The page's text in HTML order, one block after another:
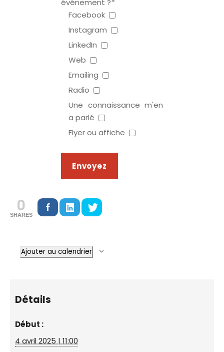
Facebook
Instagram
LinkedIn
Web
Emailing
Radio
Une connaissance m'en
a parlé
Flyer ou affiche
0
SHARES
Ajouter au calendrier
Détails
Début :
4 avril 2025 | 11:00